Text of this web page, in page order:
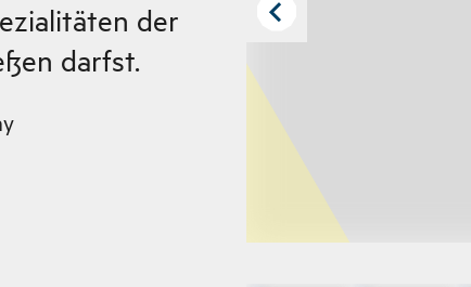
der
darfst.